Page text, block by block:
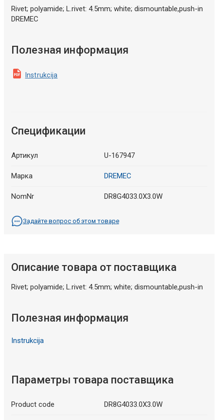
Rivet; polyamide; L.rivet: 4.5mm; white; dismountable,push-in
DREMEC
Полезная информация
Instrukcija
Спецификации
Артикул U-167947
Марка DREMEC
NomNr DR8G4033.0X3.0W
Задайте вопрос об этом товаре
Описание товара от поставщика
Rivet; polyamide; L.rivet: 4.5mm; white; dismountable,push-in
Полезная информация
Instrukcija
Параметры товара поставщика
Product code DR8G4033.0X3.0W